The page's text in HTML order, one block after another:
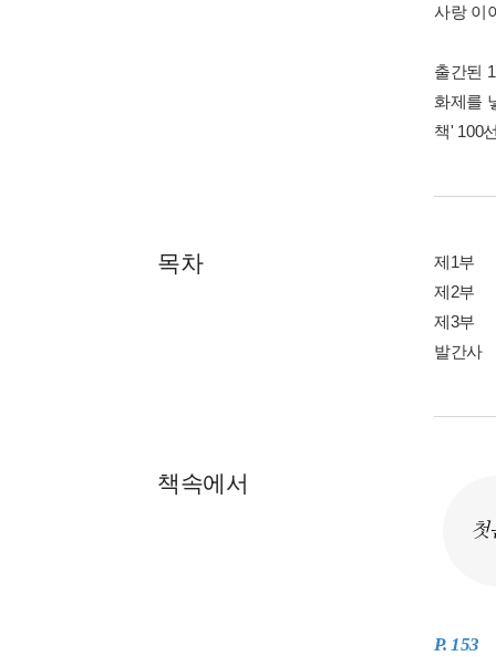
사랑 이
출간된
화제를
책' 100
목차
제1부
제2부
제3부
발간사
책속에서
첫
P. 153